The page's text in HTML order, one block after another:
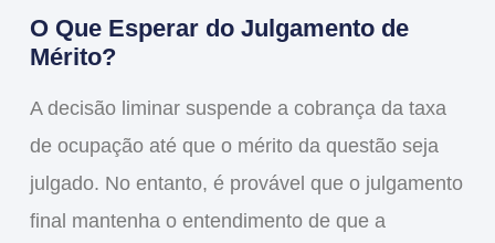
O Que Esperar do Julgamento de
Mérito?
A decisão liminar suspende a cobrança da taxa
de ocupaçãoaté que o mérito da questão seja
julgado. No entanto, é provável que o julgamento
final mantenha o entendimento de que a